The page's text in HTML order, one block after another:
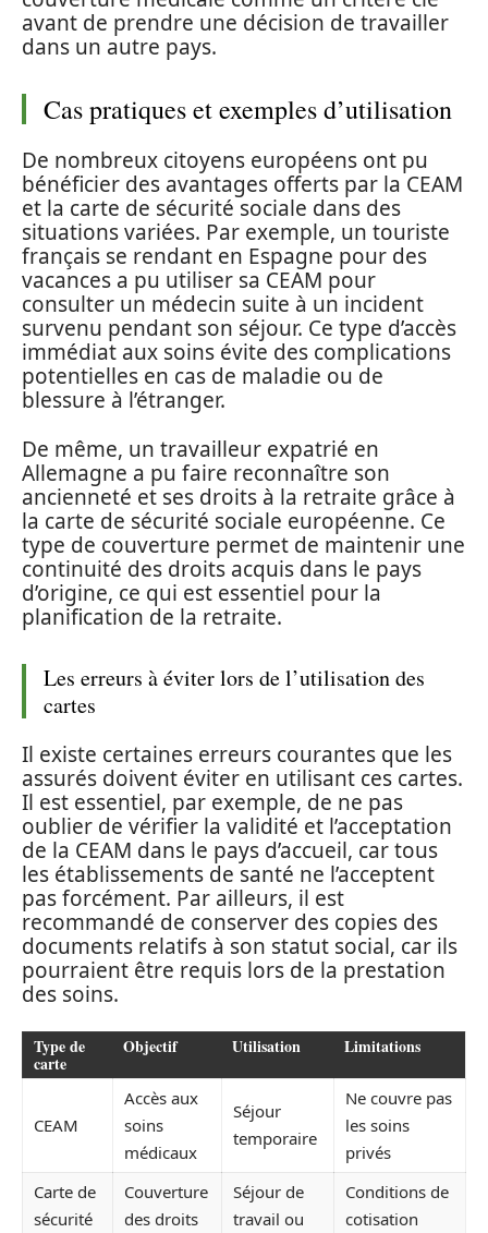
avant de prendre une décision de travailler
dans un autre pays.
Cas pratiques et exemples d’utilisation
De nombreux citoyens européens ont pu
bénéficier des avantages offerts par la CEAM
et la carte de sécurité sociale dans des
situations variées. Par exemple, un touriste
français se rendant en Espagne pour des
vacances a pu utiliser sa CEAM pour
consulter un médecin suite à un incident
survenu pendant son séjour. Ce type d’accès
immédiat aux soins évite des complications
potentielles en cas de maladie ou de
blessure à l’étranger.
De même, un travailleur expatrié en
Allemagne a pu faire reconnaître son
ancienneté et ses droits à la retraite grâce à
la carte de sécurité sociale européenne. Ce
type de couverture permet de maintenir une
continuité des droits acquis dans le pays
d’origine, ce qui est essentiel pour la
planification de la retraite.
Les erreurs à éviter lors de l’utilisation des
cartes
Il existe certaines erreurs courantes que les
assurés doivent éviter en utilisant ces cartes.
Il est essentiel, par exemple, de ne pas
oublier de vérifier la validité et l’acceptation
de la CEAM dans le pays d’accueil, car tous
les établissements de santé ne l’acceptent
pas forcément. Par ailleurs, il est
recommandé de conserver des copies des
documents relatifs à son statut social, car ils
pourraient être requis lors de la prestation
des soins.
Type de
carte
Objectif Utilisation Limitations
CEAM
Accès aux
soins
médicaux
Séjour
temporaire
Ne couvre pas
les soins
privés
Carte de
sécurité
Couverture
des droits
Séjour de
travail ou
Conditions de
cotisation